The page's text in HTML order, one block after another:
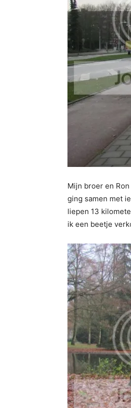
Mijn broer en
ging samen met
liepen 13
ik een beetje